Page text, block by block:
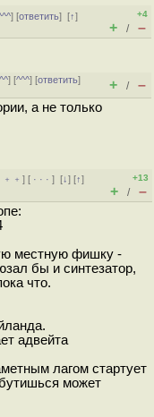
] [ответить][↑]
+4
+ / –
^^] [^^^] [ответить]
+ / –
а не только
] [ · · ·][↓] [↑]
+13
+ / –
местную фишку -
бы и синтезатор,
что.
адвейта
лагом стартует
может